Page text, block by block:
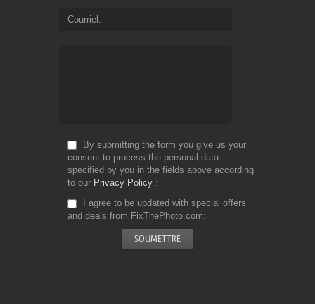
Courriel
By submitting the form you give us your
consent to process the personal data
specified by you in the fields above according
to our Privacy Policy
I agree to be updated with special offers
and deals from FixThePhoto.com